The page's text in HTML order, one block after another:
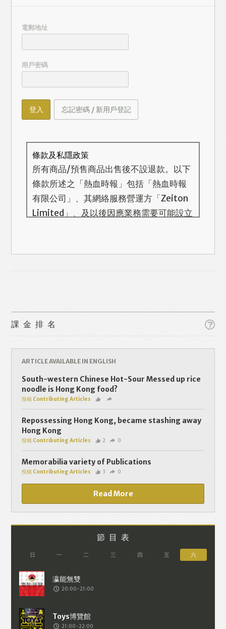
電郵地址
用戶密碼
登入 忘記密碼 / 新用戶登記
條款及私隱政策
所有商品/預售商品出售後不設退款。以下
條款所述之「熱血時報」包括「熱血時報
有限公司」、其網絡服務營運方「Zeiton
Limited」、及以後因應業務需要可能設立
願性質。我們收集的個人資料包括姓名、
保留隨時增減本付費服務內容的權利，包
括但不限於漫畫、節目、小說等欄目及內
將你的個人資料與從商業夥伴或其他公司
取得的資料結合，但不會出租、出售、或
透露你的個人資料予他人或非附屬公司。
個人資料將用於提供更適合你的廣告及網
頁內容、評估與改善我們的服務、聯絡你
或進行不記名的 究調查。所得資料亦只會
用於所述指定用途。除非所作用途為法例
容許或屬法例規定，否則未經你事先同
意，你的個人資料不會作其他用途。如果
決定提供個人資料，即表示您同意我們將
該資料傳送並儲存。 熱血時報會根據用戶
廣告目標人士的標準），而發送目標廣
告。不會因為你與廣告作出互動或觀看一
個目標廣告而向廣告客戶提供任何用戶的
個人資料。 但如果你觀看或與該廣告作出
互動，則表示你同意廣告客戶有可能假設
你符合該廣告目標客戶群的標準。熱血時
報並會根據你在交易平台（如PAYPAL），
課金排名
ARTICLE AVAILABLE IN ENGLISH
South-western Chinese Hot-Sour Messed up rice
noodle is Hong Kong food?
投稿 Contributing Articles
Repossessing Hong Kong, became stashing away
Hong Kong
投稿 Contributing Articles 2 0
Memorabilia variety of Publications
投稿 Contributing Articles 3 0
Read More
節目表
日 一 二 三 四 五 六
20:00-21:00
21:00-22:00